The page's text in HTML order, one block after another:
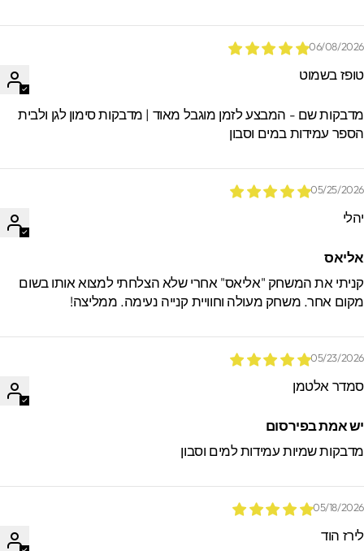
06/08/
בשמוט
שם - המבצע לזמן מוגבל מאוד | מדבקות סימון לגן ולבית
עמידות במים וסבון
05/25/
את המשחק "אליאס" אחרי שלא הצלחתי למצוא אותו בשום
אחר. משחק מעולה וחוויית קנייה נעימה. ממליצה!
05/23/
אלטמן
אמת בפירסום
שמיות עמידות למים וסבון
05/18/
הוד